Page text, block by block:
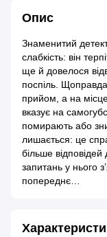
Опис
Знаменитий
слабкість: він
ще й довелося
поспіль.
прийом, а на
вказує на
помирають або
лишається: це
більше
запитань у нього
попереднє…